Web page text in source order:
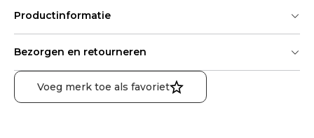
Productinformatie
Bezorgen en retourneren
Voeg merk toe als favoriet